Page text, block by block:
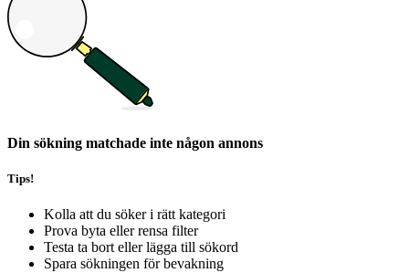
Din sökning matchade inte någon annons
Tips!
Kolla att du söker i rätt kategori
Prova byta eller rensa filter
Testa ta bort eller lägga till sökord
Spara sökningen för bevakning